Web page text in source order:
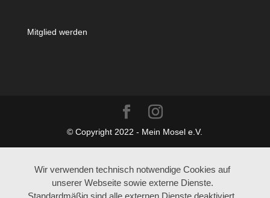
Mitglied werden
© Copyright 2022 - Mein Mosel e.V.
Wir verwenden technisch notwendige Cookies auf
unserer Webseite sowie externe Dienste.
Standardmäßig sind alle externen Dienste deaktiviert.